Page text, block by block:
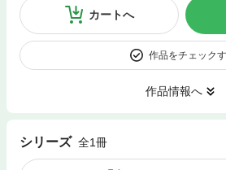
カートへ
作品をチェック
作品情報へ
シリーズ 全1冊